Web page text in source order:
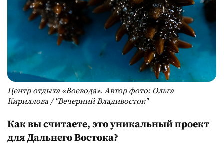
Центр отдыха «Воевода». Автор фото: Ольга
Кириллова / "Вечерний Владивосток"
Как вы считаете, это уникальный проект
для Дальнего Востока?